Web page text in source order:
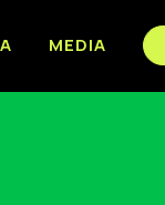
MEDIA